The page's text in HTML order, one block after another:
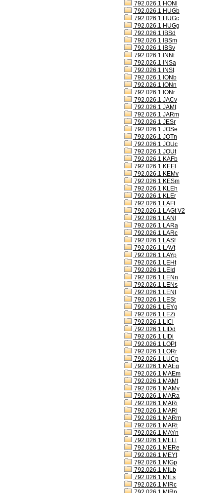
792.026.1 HONl
792.026.1 HUGb
792.026.1 HUGc
792.026.1 HUGg
792.026.1 IBSd
792.026.1 IBSm
792.026.1 IBSv
792.026.1 INNt
792.026.1 INSa
792.026.1 INSt
792.026.1 IONb
792.026.1 IONn
792.026.1 IONr
792.026.1 JACv
792.026.1 JAMt
792.026.1 JARm
792.026.1 JESr
792.026.1 JOSe
792.026.1 JOTn
792.026.1 JOUc
792.026.1 JOUt
792.026.1 KAFb
792.026.1 KEEl
792.026.1 KEMv
792.026.1 KESm
792.026.1 KLEh
792.026.1 KLEr
792.026.1 LAFt
792.026.1 LAGt V2
792.026.1 LANl
792.026.1 LARa
792.026.1 LARc
792.026.1 LASf
792.026.1 LAVt
792.026.1 LAYp
792.026.1 LEHt
792.026.1 LEId
792.026.1 LENn
792.026.1 LENs
792.026.1 LENt
792.026.1 LESt
792.026.1 LEYg
792.026.1 LEZi
792.026.1 LICl
792.026.1 LIDd
792.026.1 LIDi
792.026.1 LOPt
792.026.1 LORr
792.026.1 LUCp
792.026.1 MAEg
792.026.1 MAEm
792.026.1 MAMt
792.026.1 MAMv
792.026.1 MARa
792.026.1 MARi
792.026.1 MARl
792.026.1 MARm
792.026.1 MARt
792.026.1 MAYn
792.026.1 MELt
792.026.1 MERe
792.026.1 MEYt
792.026.1 MIGp
792.026.1 MILb
792.026.1 MILs
792.026.1 MIRc